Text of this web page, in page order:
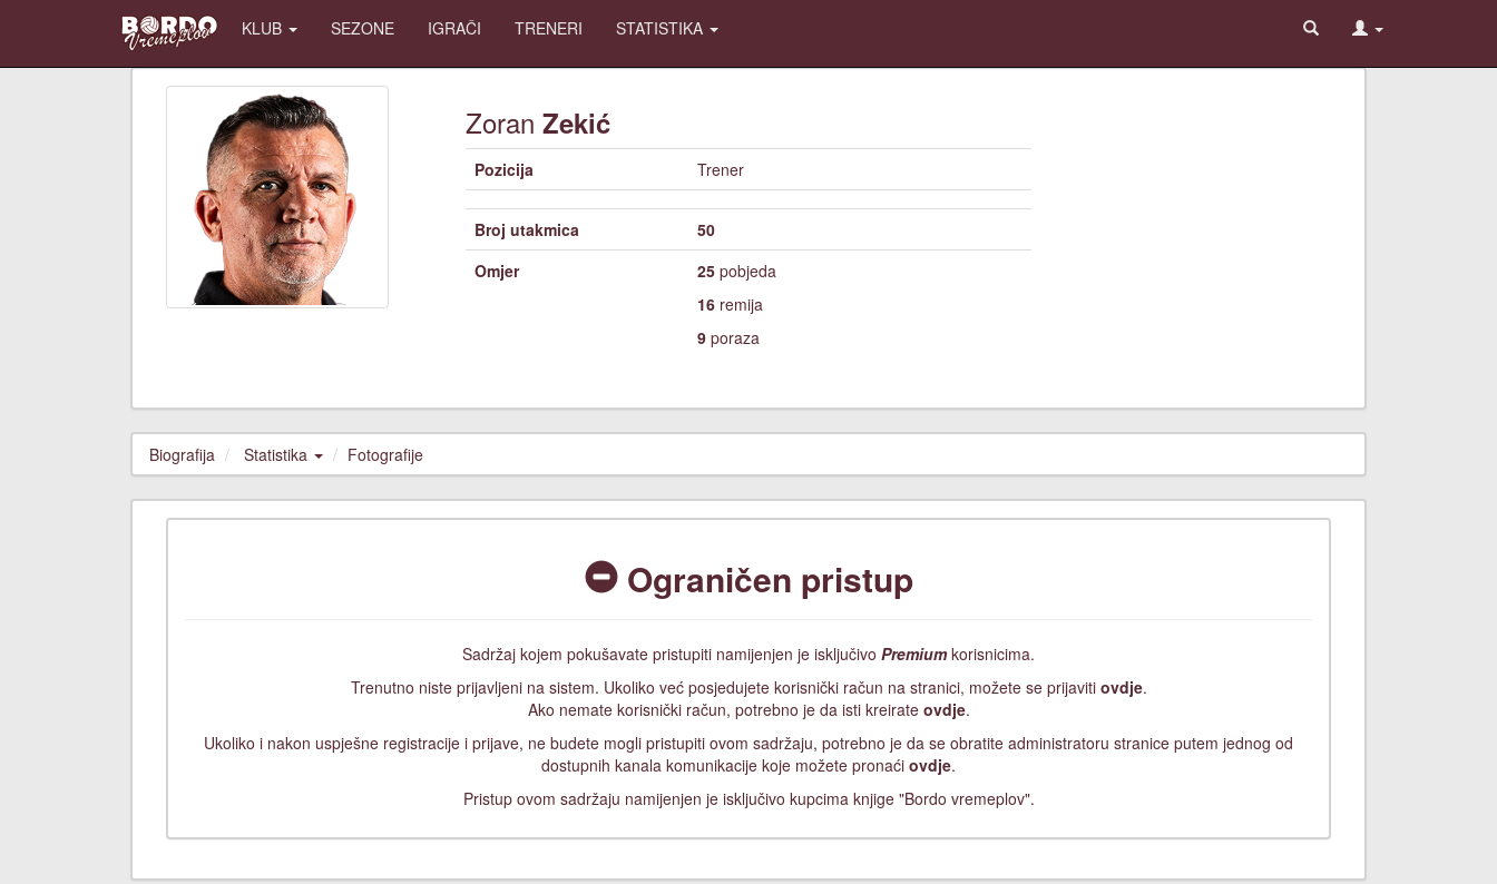
KLUB SEZONE IGRAČI TRENERI STATISTIKA
Zoran Zekić
Pozicija Trener
Broj utakmica
50
Omjer
25 pobjeda
16 remija
9 poraza
Biografija Statistika Fotografije
Ograničen pristup
Sadržaj kojem pokušavate pristupiti namijenjen je isključivo Premiumkorisnicima.
Trenutno niste prijavljeni na sistem. Ukoliko već posjedujete korisnički račun na stranici, možete se prijaviti ovdje.
Ako nemate korisnički račun, potrebno je da isti kreirate ovdje.
Ukoliko i nakon uspješne registracije i prijave, ne budete mogli pristupiti ovom sadržaju, potrebno je da se obratite administratoru stranice putem jednog od
dostupnih kanala komunikacije koje možete pronaći ovdje.
Pristup ovom sadržaju namijenjen je isključivo kupcima knjige "Bordo vremeplov".